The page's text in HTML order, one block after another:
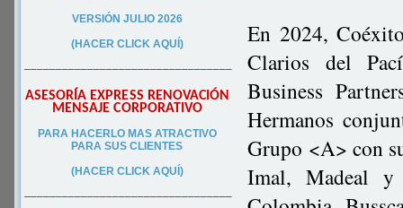
VERSIÓN JULIO 2026
(HACER CLICK AQUÍ)
–––––––––––––––––––––––––––––––––
ASESORÍA EXPRESS RENOVACIÓN
MENSAJE CORPORATIVO
PARA HACERLO MAS ATRACTIVO
PARA SUS CLIENTES
(HACER CLICK AQUÍ)
–––––––––––––––––––––––––––––––––
En 2024,
Clarios del
Business
Hermanos
Grupo <A> con
Imal, Madeal y